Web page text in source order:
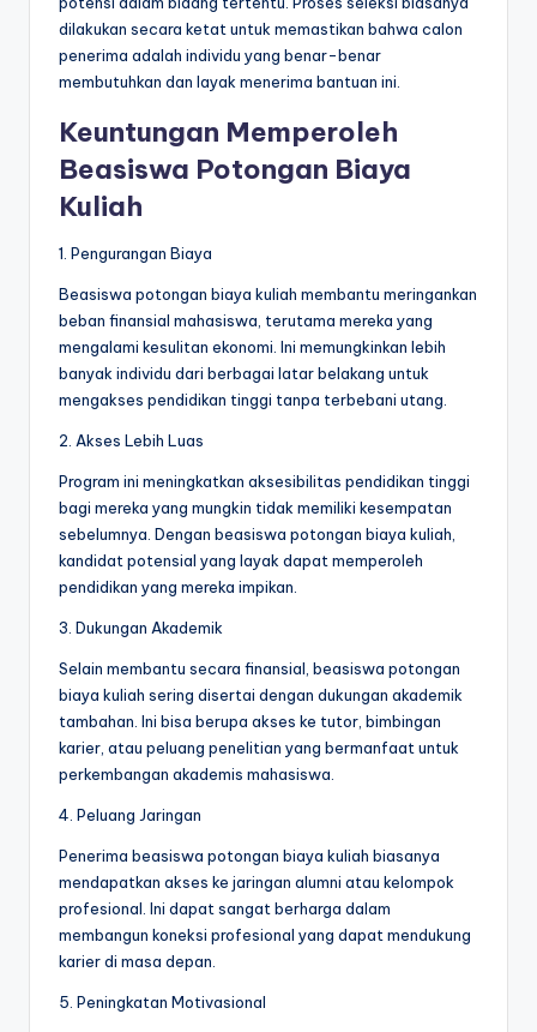
dilakukan secara ketat untuk memastikan bahwa calon
penerima adalah individu yang benar-benar
membutuhkan dan layak menerima bantuan ini.
Keuntungan Memperoleh
Beasiswa Potongan Biaya
Kuliah
1. Pengurangan Biaya
Beasiswa potongan biaya kuliah membantu meringankan
beban finansial mahasiswa, terutama mereka yang
mengalami kesulitan ekonomi. Ini memungkinkan lebih
banyak individu dari berbagai latar belakang untuk
mengakses pendidikan tinggi tanpa terbebani utang.
2. Akses Lebih Luas
Program ini meningkatkan aksesibilitas pendidikan tinggi
bagi mereka yang mungkin tidak memiliki kesempatan
sebelumnya. Dengan beasiswa potongan biaya kuliah,
kandidat potensial yang layak dapat memperoleh
pendidikan yang mereka impikan.
3. Dukungan Akademik
Selain membantu secara finansial, beasiswa potongan
biaya kuliah sering disertai dengan dukungan akademik
tambahan. Ini bisa berupa akses ke tutor, bimbingan
karier, atau peluang penelitian yang bermanfaat untuk
perkembangan akademis mahasiswa.
4. Peluang Jaringan
Penerima beasiswa potongan biaya kuliah biasanya
mendapatkan akses ke jaringan alumni atau kelompok
profesional. Ini dapat sangat berharga dalam
membangun koneksi profesional yang dapat mendukung
karier di masa depan.
5. Peningkatan Motivasional